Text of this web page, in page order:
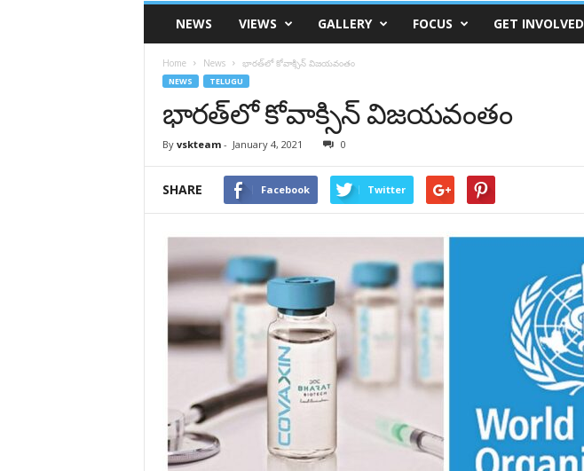
VSK
TelanganaNEWS VIEWS GALLERY FOCUS GET INVOLVED
Home News భార‌త్‌లో కోవాక్సిన్ విజ‌య‌వంతం
NEWS TELUGU
భార‌త్‌లో కోవాక్సిన్ విజ‌య‌వంతం
By vskteam- January 4, 2021 0
SHARE Facebook Twitter